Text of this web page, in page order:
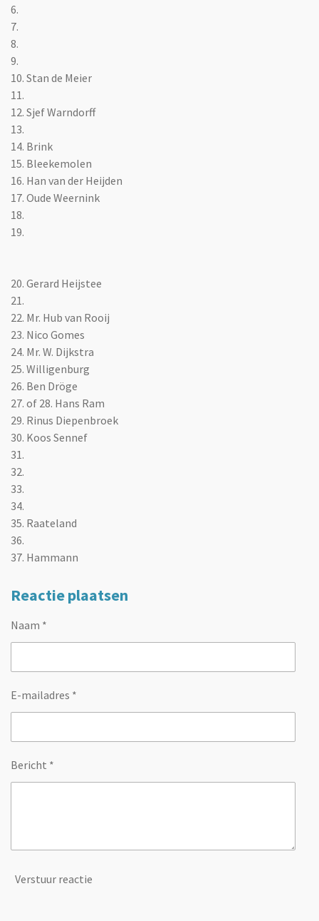
6.
7.
8.
9.
10. Stan de Meier
11.
12. Sjef Warndorff
13.
14. Brink
15. Bleekemolen
16. Han van der Heijden
17. Oude Weernink
18.
19.
20. Gerard Heijstee
21.
22. Mr. Hub van Rooij
23. Nico Gomes
24. Mr. W. Dijkstra
25. Willigenburg
26. Ben Dröge
27. of 28. Hans Ram
29. Rinus Diepenbroek
30. Koos Sennef
31.
32.
33.
34.
35. Raateland
36.
37. Hammann
Reactie plaatsen
Naam *
E-mailadres *
Bericht *
Verstuur reactie